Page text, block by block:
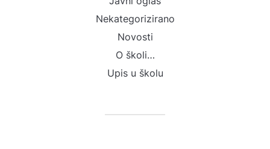
Nekategorizirano
Novosti
O školi…
Upis u školu